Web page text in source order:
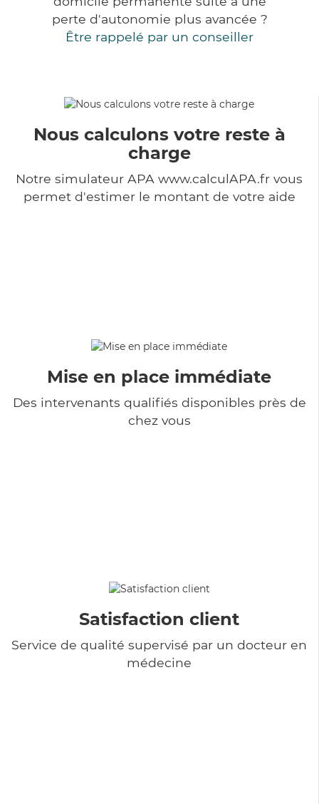
perte d'autonomie plus avancée ?
Être rappelé par un conseiller
Nous calculons votre reste à
charge
Notre simulateur APA www.calculAPA.fr vous
permet d'estimer le montant de votre aide
Mise en place immédiate
Des intervenants qualifiés disponibles près de
chez vous
Satisfaction client
Service de qualité supervisé par un docteur en
médecine